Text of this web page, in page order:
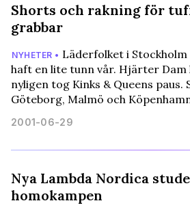
Shorts och rakning för
grabbar
NYHETER • Läderfolket i Stockholm
haft en lite tunn vår. Hjärter
nyligen tog Kinks & Queens paus.
Göteborg, Malmö och
2001-06-29
Nya Lambda Nordica
homokampen